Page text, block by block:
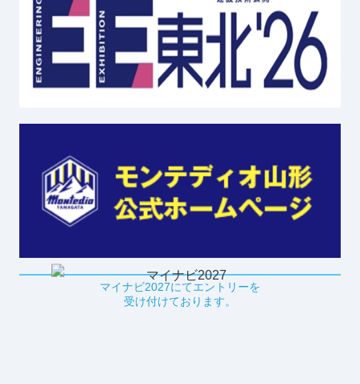
マイナビ2027にてエントリーを
受け付けております。